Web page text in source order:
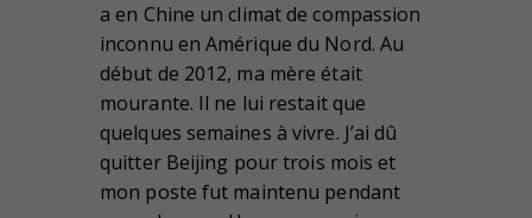
a en Chine un climat de compassion
inconnu en Amérique du Nord. Au
début de 2012, ma mère était
mourante. Il ne lui restait que
quelques semaines à vivre. J’ai dû
quitter Beijing pour trois mois et
mon poste fut maintenu pendant